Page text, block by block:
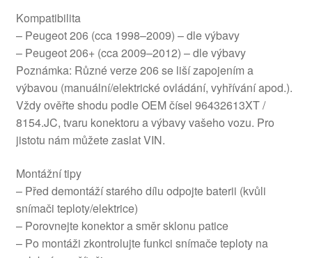
Kompatibilita
– Peugeot 206 (cca 1998–2009) – dle výbavy
– Peugeot 206+ (cca 2009–2012) – dle výbavy
Poznámka: Různé verze 206 se liší zapojením a
výbavou (manuální/elektrické ovládání, vyhřívání apod.).
Vždy ověřte shodu podle OEM čísel 96432613XT /
8154.JC, tvaru konektoru a výbavy vašeho vozu. Pro
jistotu nám můžete zaslat VIN.
Montážní tipy
– Před demontáží starého dílu odpojte baterii (kvůli
snímači teploty/elektrice)
– Porovnejte konektor a směr sklonu patice
– Po montáži zkontrolujte funkci snímače teploty na